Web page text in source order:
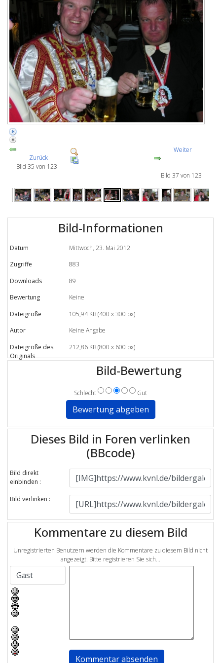
Zurück
Bild 35 von 123
Weiter
Bild 37 von 123
Bild-Informationen
Datum
Mittwoch, 23. Mai 2012
Zugriffe
883
Downloads
89
Bewertung
Keine
Dateigröße
105,94 KB (400 x 300 px)
Autor
Keine Angabe
Dateigröße des
Originals
212,86 KB (800 x 600 px)
Bild-Bewertung
Schlecht Gut
Dieses Bild in Foren verlinken
(BBcode)
Bild direkt
einbinden :
Bild verlinken :
Kommentare zu diesem Bild
Unregistrierten Benutzern werden die Kommentare zu diesem Bild nicht
angezeigt. Bitte registrieren Sie sich...